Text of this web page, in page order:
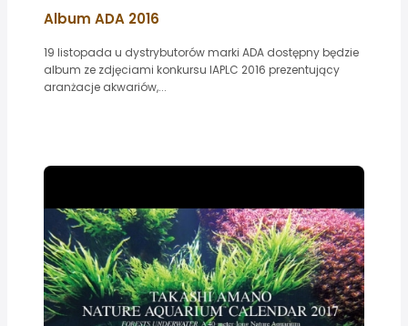
Album ADA 2016
19 listopada u dystrybutorów marki ADA dostępny będzie
album ze zdjęciami konkursu IAPLC 2016 prezentujący
aranżacje akwariów,...